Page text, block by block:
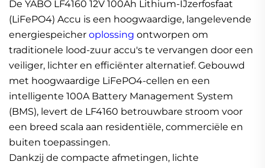
De YABO LF4160 12V 100Ah Lithium-IJzerfosfaat
(LiFePO4) Accu is een hoogwaardige, langelevende
energiespeicher oplossing ontworpen om
traditionele lood-zuur accu's te vervangen door een
veiliger, lichter en efficiënter alternatief. Gebouwd
met hoogwaardige LiFePO4-cellen en een
intelligente 100A Battery Management System
(BMS), levert de LF4160 betrouwbare stroom voor
een breed scala aan residentiële, commerciële en
buiten toepassingen.
Dankzij de compacte afmetingen, lichte